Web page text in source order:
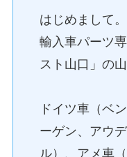
はじめまして。
輸入車パーツ
スト山口」の山
ドイツ車（ベ
ーゲン、アウ
ル）、アメ車